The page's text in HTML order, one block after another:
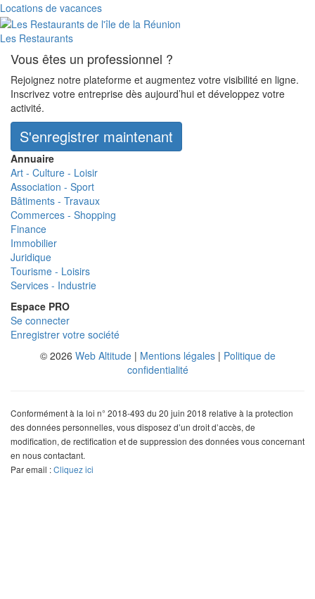
Locations de vacances
Les Restaurants
Vous êtes un professionnel ?
Rejoignez notre plateforme et augmentez votre visibilité en ligne.
Inscrivez votre entreprise dès aujourd’hui et développez votre
activité.
S'enregistrer maintenant
Annuaire
Art - Culture - Loisir
Association - Sport
Bâtiments - Travaux
Commerces - Shopping
Finance
Immobilier
Juridique
Tourisme - Loisirs
Services - Industrie
Espace PRO
Se connecter
Enregistrer votre société
© 2026 Web Altitude | Mentions légales | Politique de
confidentialité
Conformément à la loi n° 2018-493 du 20 juin 2018 relative à la protection
des données personnelles, vous disposez d’un droit d’accès, de
modification, de rectification et de suppression des données vous concernant
en nous contactant.
Par email :Cliquez ici